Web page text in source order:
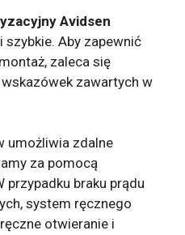
Avidsen
szybkie. Aby zapewnić
zaleca się
zawartych w
umożliwia zdalne
za pomocą
braku prądu
system ręcznego
otwieranie i